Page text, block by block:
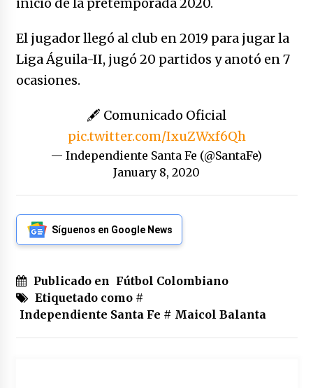
caerle
31/12/2025
31/12/2025
pueblo colombiano
31/12/2025
Colombia 2025
17/12/2025
El jugador llegó al club en 2019 para jugar la
Liga Águila-II, jugó 20 partidos y anotó en 7
ocasiones.
🖋️ Comunicado Oficial
pic.twitter.com/IxuZWxf6Qh
— Independiente Santa Fe (@SantaFe)
January 8, 2020
Síguenos en Google News
Publicado en Fútbol Colombiano
Etiquetado como #
Independiente Santa Fe # Maicol Balanta